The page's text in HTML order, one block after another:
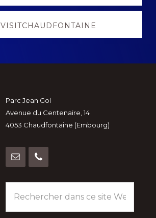
VISITCHAUDFONTAINE
Footer
Parc Jean Gol
Avenue du Centenaire, 14
4053 Chaudfontaine (Embourg)
dans
ce